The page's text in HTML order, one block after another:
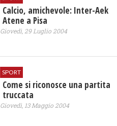
Calcio, amichevole: Inter-Aek
Atene a Pisa
Giovedì, 29 Luglio 2004
SPORT
Come si riconosce una partita
truccata
Giovedì, 13 Maggio 2004